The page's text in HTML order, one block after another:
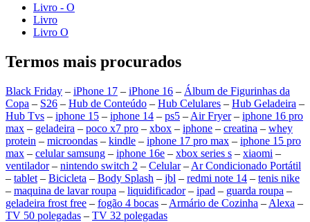
Livro - O
Livro
Livro O
Termos mais procurados
Black Friday – iPhone 17 – iPhone 16 – Álbum de Figurinhas da
Copa – S26 – Hub de Conteúdo – Hub Celulares – Hub Geladeira –
Hub Tvs – iphone 15 – iphone 14 – ps5 – Air Fryer– iphone 16 pro
max – geladeira – poco x7 pro – xbox – iphone – creatina – whey
protein – microondas – kindle – iphone 17 pro max – iphone 15 pro
max – celular samsung – iphone 16e – xbox series s – xiaomi –
ventilador– nintendo switch 2 – Celular– Ar Condicionado Portátil
– tablet – Bicicleta – Body Splash – jbl – redmi note 14 – tenis nike
– maquina de lavar roupa – liquidificador– ipad – guarda roupa –
geladeira frost free – fogão 4 bocas – Armário de Cozinha – Alexa –
TV 50 polegadas – TV 32 polegadas